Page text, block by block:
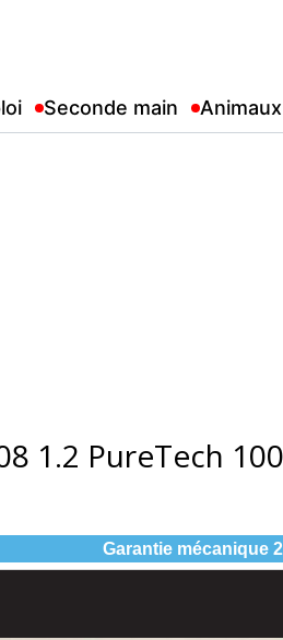
Seconde main Animaux
1.2 PureTech
Garantie mécanique